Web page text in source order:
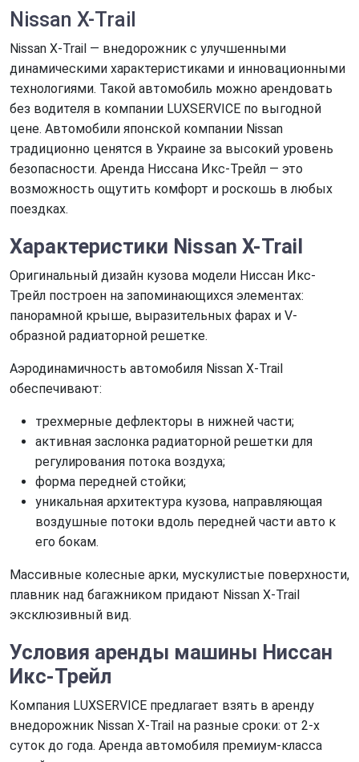
Nissan X-Trail
Nissan X-Trail — внедорожник с улучшенными
динамическими характеристиками и инновационными
технологиями. Такой автомобиль можно арендовать
без водителя в компании LUXSERVICE по выгодной
цене. Автомобили японской компании Nissan
традиционно ценятся в Украине за высокий уровень
безопасности. Аренда Ниссана Икс-Трейл — это
возможность ощутить комфорт и роскошь в любых
поездках.
Характеристики Nissan X-Trail
Оригинальный дизайн кузова модели Ниссан Икс-
Трейл построен на запоминающихся элементах:
панорамной крыше, выразительных фарах и V-
образной радиаторной решетке.
Аэродинамичность автомобиля Nissan X-Trail
обеспечивают:
трехмерные дефлекторы в нижней части;
активная заслонка радиаторной решетки для
регулирования потока воздуха;
форма передней стойки;
уникальная архитектура кузова, направляющая
воздушные потоки вдоль передней части авто к
его бокам.
Массивные колесные арки, мускулистые поверхности,
плавник над багажником придают Nissan X-Trail
эксклюзивный вид.
Условия аренды машины Ниссан
Икс-Трейл
Компания LUXSERVICE предлагает взять в аренду
внедорожник Nissan X-Trail на разные сроки: от 2-х
суток до года. Аренда автомобиля премиум-класса